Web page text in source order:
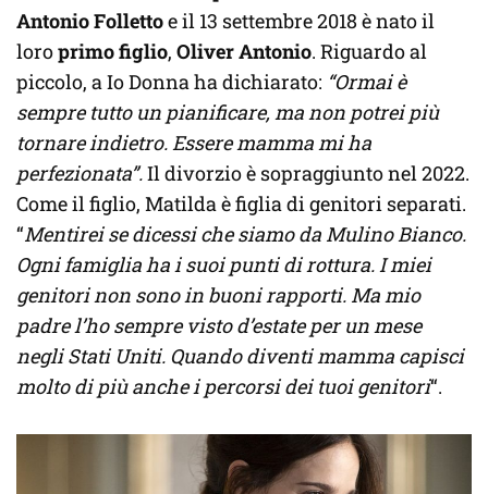
Antonio Follettoe il 13 settembre 2018 è nato il
loroprimo figlio, Oliver Antonio. Riguardo al
piccolo, a Io Donna ha dichiarato: “Ormai è
sempre tutto un pianificare, ma non potrei più
tornare indietro. Essere mamma mi ha
perfezionata”.Il divorzio è sopraggiunto nel 2022.
Come il figlio, Matilda è figlia di genitori separati.
“Mentirei se dicessi che siamo da Mulino Bianco.
Ogni famiglia ha i suoi punti di rottura. I miei
genitori non sono in buoni rapporti. Ma mio
padre l’ho sempre visto d’estate per un mese
negli Stati Uniti. Quando diventi mamma capisci
molto di più anche i percorsi dei tuoi genitori“.